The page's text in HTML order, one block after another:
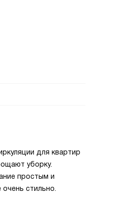
для квартир
уборку.
простым и
стильно.